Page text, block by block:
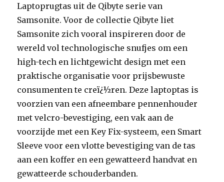
Laptoprugtas uit de Qibyte serie van
Samsonite. Voor de collectie Qibyte liet
Samsonite zich vooral inspireren door de
wereld vol technologische snufjes om een
high-tech en lichtgewicht design met een
praktische organisatie voor prijsbewuste
consumenten te creï¿½ren. Deze laptoptas is
voorzien van een afneembare pennenhouder
met velcro-bevestiging, een vak aan de
voorzijde met een Key Fix-systeem, een Smart
Sleeve voor een vlotte bevestiging van de tas
aan een koffer en een gewatteerd handvat en
gewatteerde schouderbanden.